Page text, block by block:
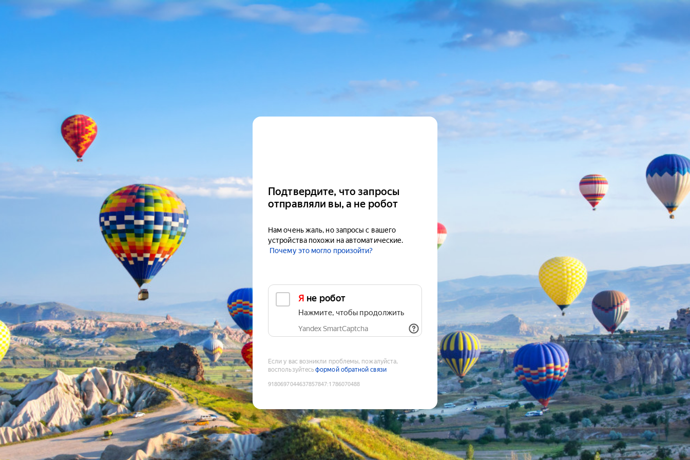
Подтвердите, что запросы
отправляли вы, а не робот
Нам очень жаль, но запросы с вашего
устройства похожи на автоматические.
Почему это могло произойти?
Я не робот
Нажмите, чтобы продолжить
Yandex SmartCaptcha
Если у вас возникли проблемы, пожалуйста,
воспользуйтесьформой обратной связи
9180697044637857847:1786070488